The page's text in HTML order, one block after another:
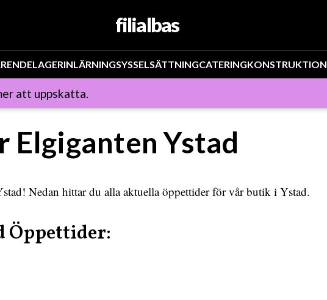
filialbas
LAGERINLÄRNINGSYSSELSÄTTNINGCATERINGKONSTRUKTION
att uppskatta.
Ystad
Nedan hittar du alla aktuella öppettider för vår butik i Ystad.
Öppettider: